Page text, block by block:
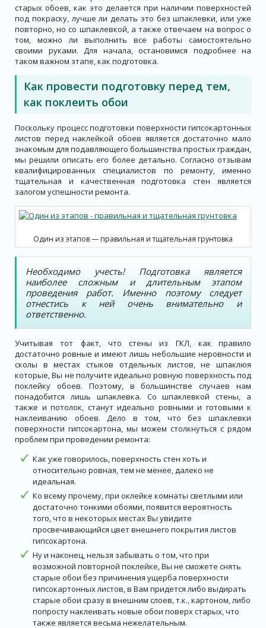
старых обоев, как это делается при наличии поверхностей
под покраску, лучше ли делать это без шпаклевки, или уже
повторно, но со шпаклевкой, а также отвечаем на вопрос о
том, можно ли выполнить все работы самостоятельно
своими руками. Для начала, остановимся подробнее на
таком важном этапе, как подготовка.
Как провести подготовку перед тем,
как поклеить обои
Поскольку процесс подготовки поверхности гипсокартонных
листов перед наклейкой обоев является достаточно мало
знакомым для подавляющего большинства простых граждан,
мы решили описать его более детально. Согласно отзывам
квалифицированных специалистов по ремонту, именно
тщательная и качественная подготовка стен является
залогом успешности ремонта.
Один из этапов — правильная и тщательная грунтовка
Необходимо учесть! Подготовка является
наиболее сложным и длительным этапом
проведения работ. Именно поэтому следует
отнестись к ней очень внимательно и
ответственно.
Учитывая тот факт, что стены из ГКЛ, как правило
достаточно ровные и имеют лишь небольшие неровности и
сколы в местах стыков отдельных листов, не шпаклюя
которые, Вы не получите идеально ровную поверхность под
поклейку обоев. Поэтому, в большинстве случаев нам
понадобится лишь шпаклевка. Со шпаклевкой стены, а
также и потолок, станут идеально ровными и готовыми к
наклеиванию обоев. Дело в том, что без шпаклевки
поверхности гипсокартона, мы можем столкнуться с рядом
проблем при проведении ремонта:
Как уже говорилось, поверхность стен хоть и
относительно ровная, тем не менее, далеко не
идеальная.
Ко всему прочему, при оклейке комнаты светлыми или
достаточно тонкими обоями, появится вероятность
того, что в некоторых местах Вы увидите
просвечивающийся цвет внешнего покрытия листов
гипсокартона.
Ну и наконец, нельзя забывать о том, что при
возможной повторной поклейке, Вы не сможете снять
старые обои без причинения ущерба поверхности
гипсокартонных листов, в Вам придется либо выдирать
старые обои сразу в внешним слоев, т.к., картоном, либо
попросту наклеивать новые обои поверх старых, что
также является весьма нежелательным.